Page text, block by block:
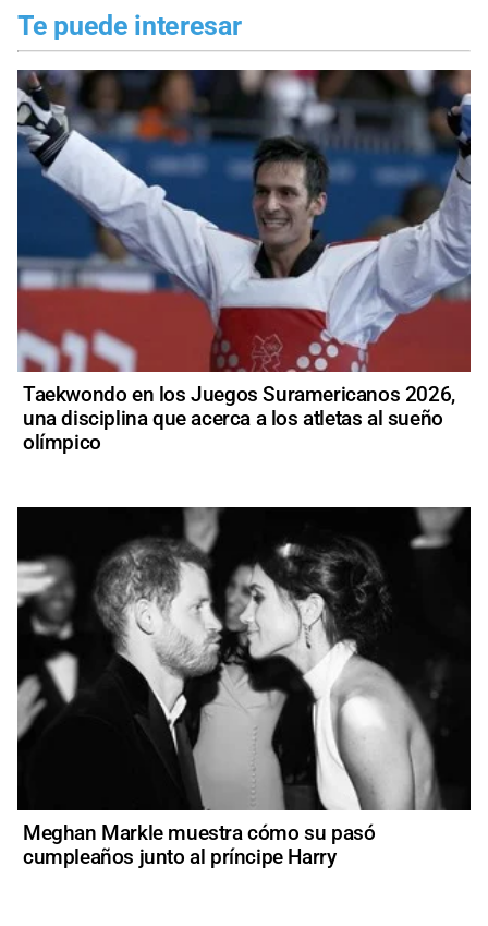
Te puede interesar
Taekwondo en los Juegos Suramericanos 2026,
una disciplina que acerca a los atletas al sueño
olímpico
Meghan Markle muestra cómo su pasó
cumpleaños junto al príncipe Harry